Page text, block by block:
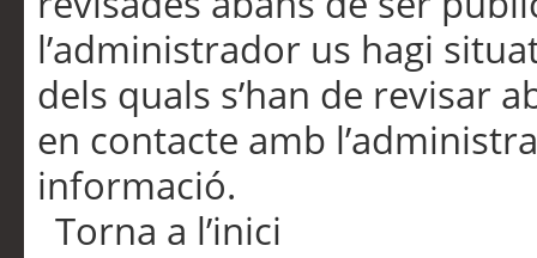
l’administrador us hagi
dels quals s’han de revisar
en contacte amb
informació.
Torna a l’inici